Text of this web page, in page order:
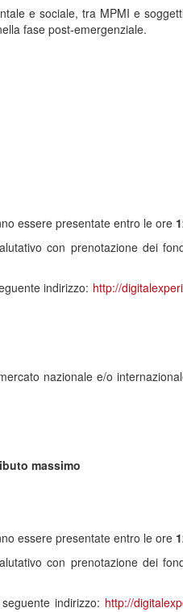
e sociale, tra MPMI e
fase post-emergenziale.
essere presentate entro le ore
con prenotazione dei
indirizzo: http://
nazionale e/o
massimo
essere presentate entro le ore
con prenotazione dei
indirizzo: http://